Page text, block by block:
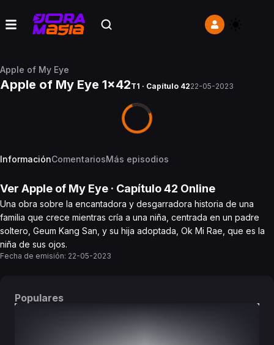
Apple of My Eye
Apple of My Eye 1x42T1 · Capítulo 4222-05-2023
InformaciónComentariosMás episodios
Ver Apple of My Eye · Capítulo42 Online
Una obra sobre la encantadora y desgarradora historia de una
familia que crece mientras cría a una niña, centrada en un padre
soltero, Geum Kang San, y su hija adoptada, Ok Mi Rae, que es la
niña de sus ojos.
Fecha de emisión: 22-05-2023
Populares